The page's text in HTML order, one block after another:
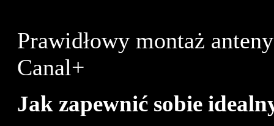
Prawidłowy montaż
Canal+
Jak zapewnić sobie